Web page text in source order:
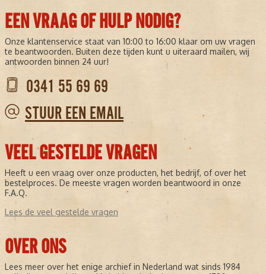
EEN VRAAG OF HULP NODIG?
Onze klantenservice staat van 10:00 to 16:00 klaar om uw vragen
te beantwoorden. Buiten deze tijden kunt u uiteraard mailen, wij
antwoorden binnen 24 uur!
0341 55 69 69
STUUR EEN EMAIL
VEEL GESTELDE VRAGEN
Heeft u een vraag over onze producten, het bedrijf, of over het
bestelproces. De meeste vragen worden beantwoord in onze
F.A.Q.
Lees de veel gestelde vragen
OVER ONS
Lees meer over het enige archief in Nederland wat sinds 1984